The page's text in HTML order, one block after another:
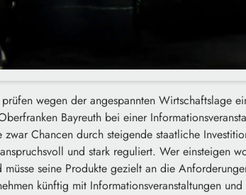
wegen der angespannten Wirtschaftslage
Bayreuth bei einer
Chancen durch steigende staatliche
und stark reguliert. Wer einsteigen
seine Produkte gezielt an die
künftig mit Informationsveranstaltungen